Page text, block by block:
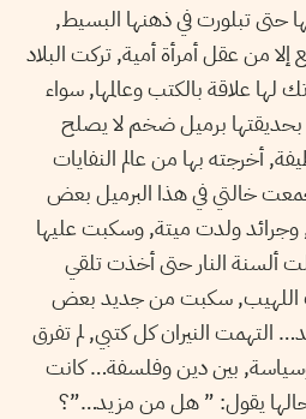
حتى تبلورت في ذهنها البسيط,
إلا من عقل أمرأة أمية, تركت البلاد
لها علاقة بالكتب وعالمها, سواء
برميل ضخم لا يصلح
أخرجته بها من عالم النفايات
خالتي في هذا البرميل بعض
وجرائد ولدت ميتة, وسكبت عليها
ألسنة النار حتى أخذت تلقي
خف اللهيب, سكبت من جديد بعض
التهمت النيران كل كتبي, لم تفرق
بين دين وفلسفة… كانت
يقول: ” هل من مزيد…”؟